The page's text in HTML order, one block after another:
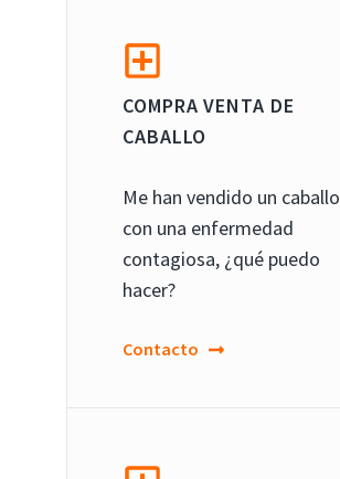
COMPRA VENTA DE
CABALLO
Me han vendido un caballo
con una enfermedad
contagiosa, ¿qué puedo
hacer?
Contacto